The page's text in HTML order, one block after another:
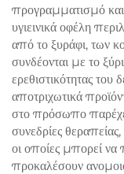
προγραμματισμό
υγιεινικά οφέλη
από το ξυράφι, των
συνδέονται με το
ερεθιστικότητας
αποτριχωτικά
στο πρόσωπο
συνεδρίες
οι οποίες μπορεί να
προκαλέσουν